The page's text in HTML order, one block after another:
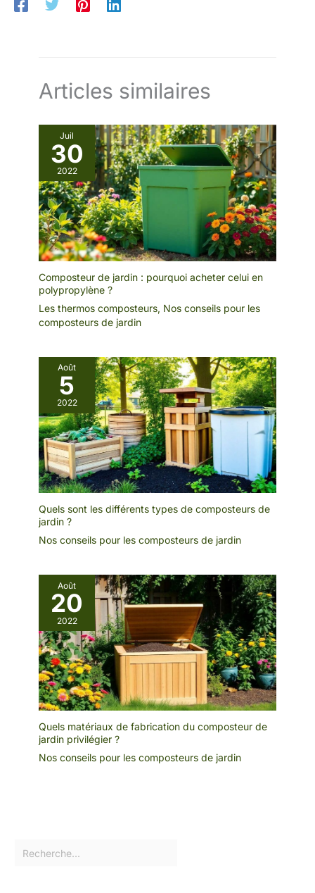
Articles similaires
Juil
30
2022
Composteur de jardin : pourquoi acheter celui en
polypropylène ?
Les thermos composteurs, Nos conseils pour les
composteurs de jardin
Août
5
2022
Quels sont les différents types de composteurs de
jardin ?
Nos conseils pour les composteurs de jardin
Août
20
2022
Quels matériaux de fabrication du composteur de
jardin privilégier ?
Nos conseils pour les composteurs de jardin